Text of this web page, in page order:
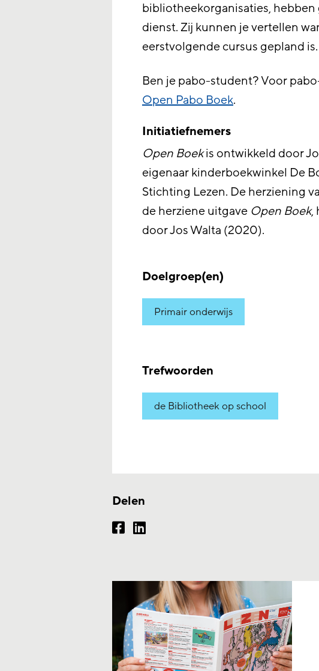
bibliotheekorganisaties,
dienst. Zij kunnen je vertellen
eerstvolgende cursus gepland is.
Ben je pabo-student? Voor
Open Pabo Boek.
Initiatiefnemers
Open Boekis ontwikkeld door
eigenaar kinderboekwinkel De
Stichting Lezen. De herziening
de herziene uitgave Open Boek,
door Jos Walta (2020).
Doelgroep(en)
Primair onderwijs
Trefwoorden
de Bibliotheek op school
Delen